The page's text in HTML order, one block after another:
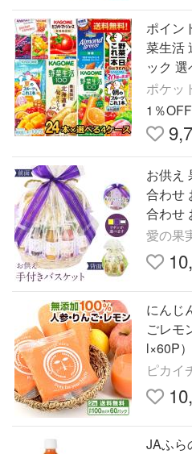
ポイン
菜生活
ック
トマト
ポケッ
1％
お供え
合わせ
合わせ
の 香典
日 志【
愛の果
にんじ
ごレモ
l×60P
人参
ジュー
ピカイ
JAふら